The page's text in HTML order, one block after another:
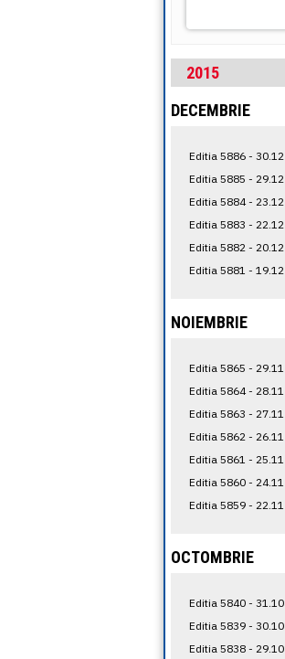
2015
DECEMBRIE
Editia 5886 - 30.12
Editia 5885 - 29.12
Editia 5884 - 23.12
Editia 5883 - 22.12
Editia 5882 - 20.12
Editia 5881 - 19.12
NOIEMBRIE
Editia 5865 - 29.11
Editia 5864 - 28.11
Editia 5863 - 27.11
Editia 5862 - 26.11
Editia 5861 - 25.11
Editia 5860 - 24.11
Editia 5859 - 22.11
OCTOMBRIE
Editia 5840 - 31.10
Editia 5839 - 30.10
Editia 5838 - 29.10